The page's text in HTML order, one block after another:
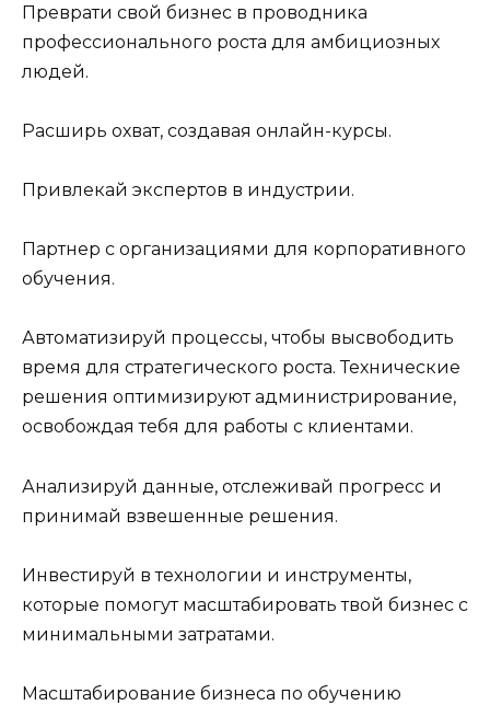
Преврати свой бизнес в проводника
профессионального роста для амбициозных
людей.
Расширь охват, создавая онлайн-курсы.
Привлекай экспертов в индустрии.
Партнер с организациями для корпоративного
обучения.
Автоматизируй процессы, чтобы высвободить
время для стратегического роста. Технические
решения оптимизируют администрирование,
освобождая тебя для работы с клиентами.
Анализируй данные, отслеживай прогресс и
принимай взвешенные решения.
Инвестируй в технологии и инструменты,
которые помогут масштабировать твой бизнес с
минимальными затратами.
Масштабирование бизнеса по обучению